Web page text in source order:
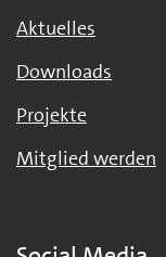
Aktuelles
Downloads
Projekte
Mitglied werden